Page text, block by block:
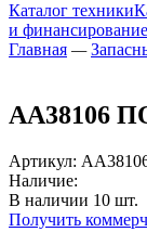
Каталог техники
и финансирование
Главная —
AA38106
Артикул:
Наличие:
В наличии 10 шт.
Получить